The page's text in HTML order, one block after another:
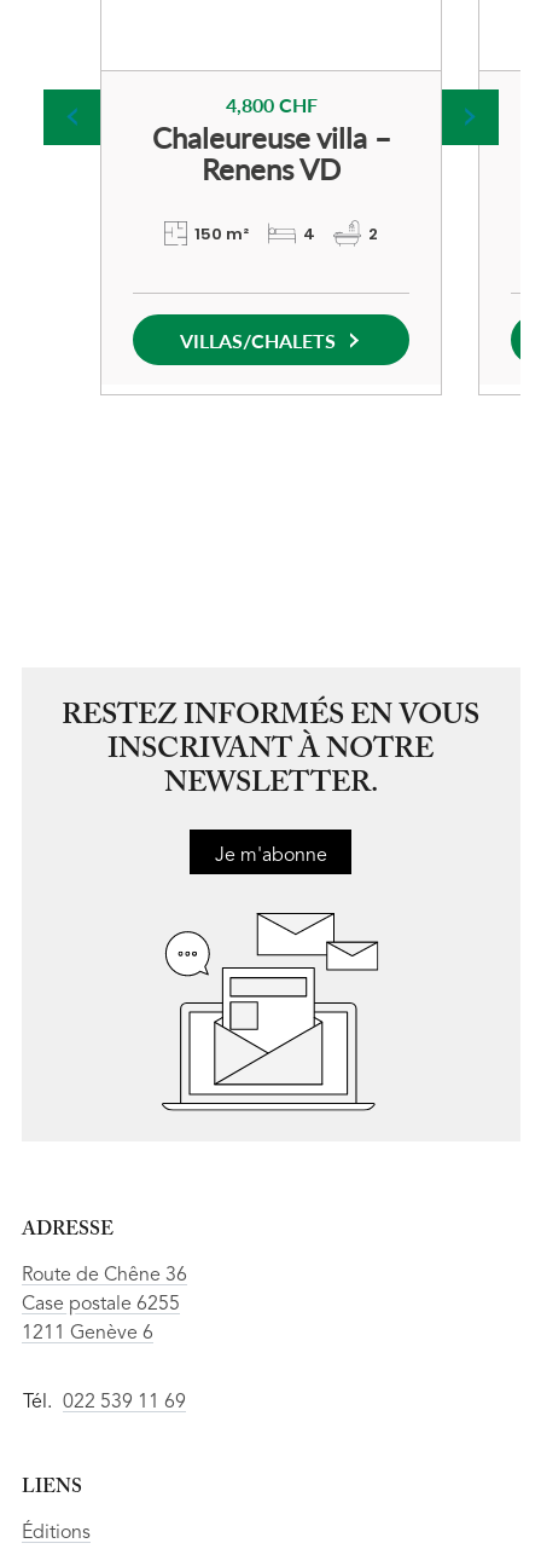
RESTEZ INFORMÉS EN VOUS
INSCRIVANT À NOTRE
NEWSLETTER.
Je m'abonne
ADRESSE
Route de Chêne 36
Case postale 6255
1211 Genève 6
Tél. 022 539 11 69
LIENS
Éditions